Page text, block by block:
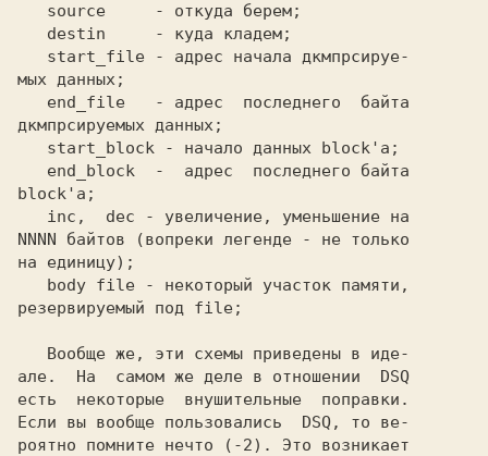
source
    - откуда берем;
destin
    - куда кладем;
start_file - адрес начала дкмпрсируе-
мых данных;
end_file
  - адрес  последнего  байта
дкмпрсируемых данных;
start_block
- начало данных block'а;
end_block
  -  адрес  последнего байта
block'а;
inc,  dec - увеличение, уменьшение на
NNNN байтов (вопреки легенде - не только
на единицу);
body file - некоторый участок памяти,
резервируемый под file;
але.  На  самом же деле в отношении
есть  некоторые  внушительные  поправки.
Если вы вообще пользовались
DSQ,
то ве-
роятно помните нечто (-2). Это возникает